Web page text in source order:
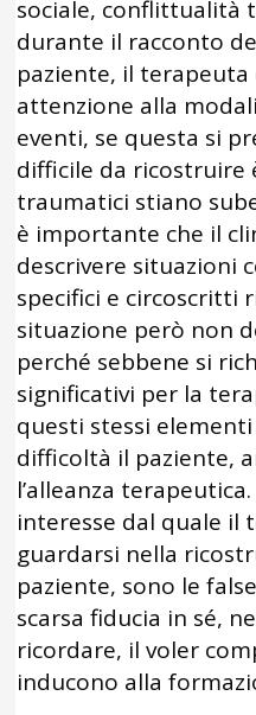
sociale, conflittualità
durante il racconto
paziente, il
attenzione alla
eventi, se questa si
difficile da ricostruire
traumatici stiano
è importante che il
descrivere situazioni
specifici e circoscritti
situazione però non
perché sebbene si
significativi per la
questi stessi
difficoltà il paziente,
l’alleanza
interesse dal quale il
guardarsi nella
paziente, sono le
scarsa fiducia in sé,
ricordare, il voler
inducono alla